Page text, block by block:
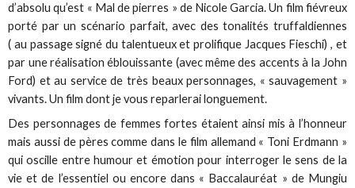
d’absolu qu’est « Mal de pierres » de Nicole Garcia. Un film fiévreux
porté par un scénario parfait, avec des tonalités truffaldiennes
( au passage signé du talentueux et prolifique Jacques Fieschi) , et
par une réalisation éblouissante (avec même des accents à la John
Ford) et au service de très beaux personnages, « sauvagement »
vivants. Un film dont je vous reparlerai longuement.
Des personnages de femmes fortes étaient ainsi mis à l’honneur
mais aussi de pères comme dans le film allemand « Toni Erdmann »
qui oscille entre humour et émotion pour interroger le sens de la
vie et de l’essentiel ou encore dans « Baccalauréat » de Mungiu